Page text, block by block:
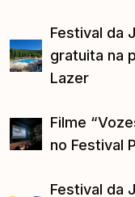
Festival da
gratuita na
Lazer
Filme
no Festival
Festival da